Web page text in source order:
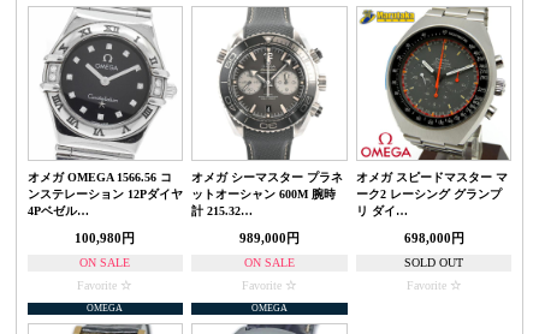
オメガ OMEGA 1566.56 コ
ンステレーション 12Pダイヤ
4Pベゼル…
100,980円
ON SALE
Favorite
オメガ シーマスター プラネ
ットオーシャン 600M 腕時
計 215.32…
989,000円
ON SALE
Favorite
オメガ スピードマスター マ
ーク2 レーシング グランプ
リ ダイ…
698,000円
SOLD OUT
Favorite
OMEGA OMEGA